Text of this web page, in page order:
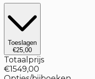
Toeslagen
€25,00
Totaalprijs
€1549,00